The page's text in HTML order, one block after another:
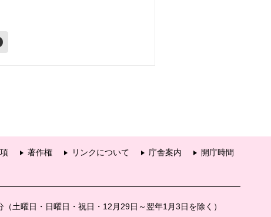
著作権 リンクについて 庁舎案内
開庁時間
土曜日・日曜日・祝日・12月29日～翌年1月3日を除く）